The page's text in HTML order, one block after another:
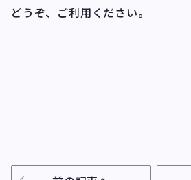
どうぞ、ご利用ください。